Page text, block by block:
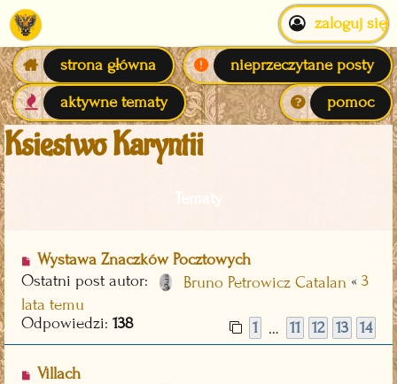
zaloguj się
strona główna
nieprzeczytane posty
aktywne tematy
pomoc
Księstwo Karyntii
Tematy
Wystawa Znaczków Pocztowych
Ostatni post autor:
Bruno Petrowicz Catalan « 3
lata temu
Odpowiedzi: 138 1 … 11 12 13 14
Villach